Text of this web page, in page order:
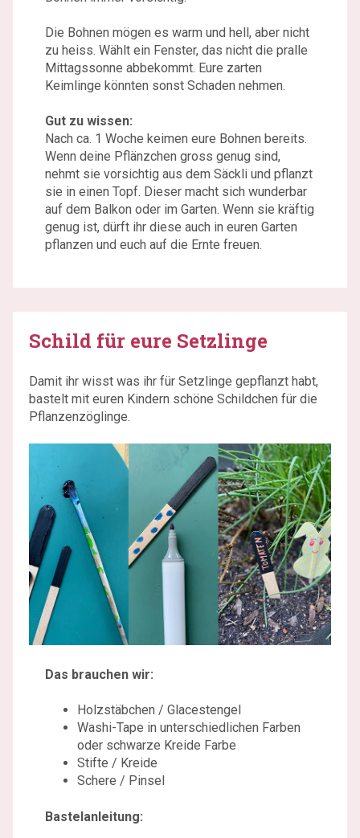
Die Bohnen mögen es warm und hell, aber nicht
zu heiss. Wählt ein Fenster, das nicht die pralle
Mittagssonne abbekommt. Eure zarten
Keimlinge könnten sonst Schaden nehmen.
Gut zu wissen:
Nach ca. 1 Woche keimen eure Bohnen bereits.
Wenn deine Pflänzchen gross genug sind,
nehmt sie vorsichtig aus dem Säckli und pflanzt
sie in einen Topf. Dieser macht sich wunderbar
auf dem Balkon oder im Garten. Wenn sie kräftig
genug ist, dürft ihr diese auch in euren Garten
pflanzen und euch auf die Ernte freuen.
Schild für eure Setzlinge
Damit ihr wisst was ihr für Setzlinge gepflanzt habt,
bastelt mit euren Kindern schöne Schildchen für die
Pflanzenzöglinge.
Das brauchen wir:
Holzstäbchen / Glacestengel
Washi-Tape in unterschiedlichen Farben
oder schwarze Kreide Farbe
Stifte / Kreide
Schere / Pinsel
Bastelanleitung: